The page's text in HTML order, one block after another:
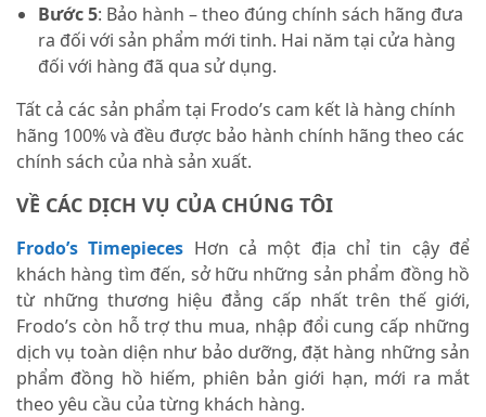
Bước 5: Bảo hành – theo đúng chính sách hãng đưa
ra đối với sản phẩm mới tinh. Hai năm tại cửa hàng
đối với hàng đã qua sử dụng.
Tất cả các sản phẩm tại Frodo’s cam kết là hàng chính
hãng 100% và đều được bảo hành chính hãng theo các
chính sách của nhà sản xuất.
VỀ CÁC DỊCH VỤ CỦA CHÚNG TÔI
Frodo’s Timepieces Hơn cả một địa chỉ tin cậy để
khách hàng tìm đến, sở hữu những sản phẩm đồng hồ
từ những thương hiệu đẳng cấp nhất trên thế giới,
Frodo’s còn hỗ trợ thu mua, nhập đổi cung cấp những
dịch vụ toàn diện như bảo dưỡng, đặt hàng những sản
phẩm đồng hồ hiếm, phiên bản giới hạn, mới ra mắt
theo yêu cầu của từng khách hàng.